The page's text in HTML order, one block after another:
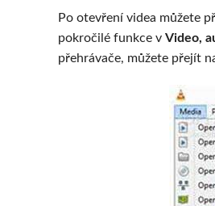
Po otevření videa můžete
pokročilé funkce v Video,
přehrávače, můžete přejít